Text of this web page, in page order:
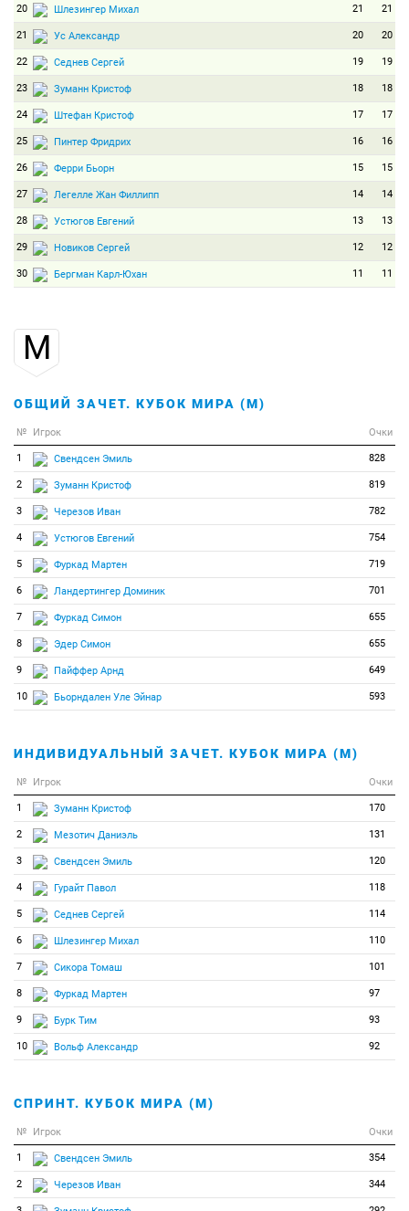
20 Шлезингер Михал 21 21
21 Ус Александр 20 20
22 Седнев Сергей 19 19
23 Зуманн Кристоф 18 18
24 Штефан Кристоф 17 17
25 Пинтер Фридрих 16 16
26 Ферри Бьорн 15 15
27 Легелле Жан Филлипп 14 14
28 Устюгов Евгений 13 13
29 Новиков Сергей 12 12
30 Бергман Карл-Юхан 11 11
М
ОБЩИЙ ЗАЧЕТ. КУБОК МИРА (М)
№ Игрок Очки
1 Свендсен Эмиль 828
2 Зуманн Кристоф 819
3 Черезов Иван 782
4 Устюгов Евгений 754
5 Фуркад Мартен 719
6 Ландертингер Доминик 701
7 Фуркад Симон 655
8 Эдер Симон 655
9 Пайффер Арнд 649
10 Бьорндален Уле Эйнар 593
ИНДИВИДУАЛЬНЫЙ ЗАЧЕТ. КУБОК МИРА (М)
№ Игрок Очки
1 Зуманн Кристоф 170
2 Мезотич Даниэль 131
3 Свендсен Эмиль 120
4 Гурайт Павол 118
5 Седнев Сергей 114
6 Шлезингер Михал 110
7 Сикора Томаш 101
8 Фуркад Мартен 97
9 Бурк Тим 93
10 Вольф Александр 92
СПРИНТ. КУБОК МИРА (М)
№ Игрок Очки
1 Свендсен Эмиль 354
2 Черезов Иван 344